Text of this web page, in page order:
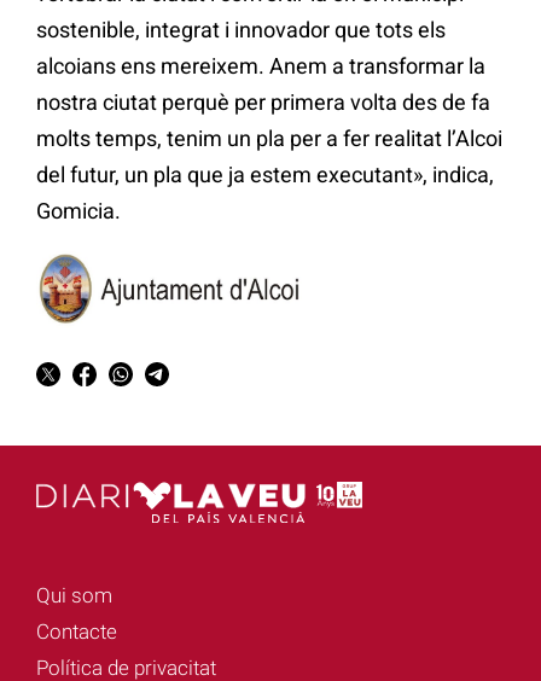
sostenible, integrat i innovador que tots els
alcoians ens mereixem. Anem a transformar la
nostra ciutat perquè per primera volta des de fa
molts temps, tenim un pla per a fer realitat l’Alcoi
del futur, un pla que ja estem executant», indica,
Gomicia.
Qui som
Contacte
Política de privacitat